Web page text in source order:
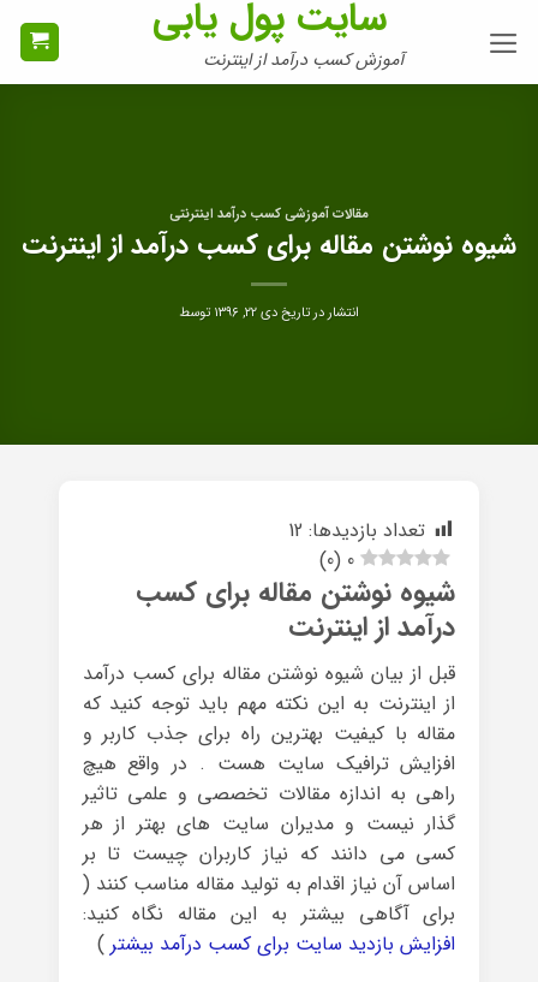
سایت پول یابی
آموزش کسب درآمد از اینترنت
مقالات آموزشی کسب درآمد اینترنتی
شیوه نوشتن مقاله برای کسب درآمد از اینترنت
انتشار در تاریخدی ۲۲, ۱۳۹۶ توسط
تعداد بازدیدها: 12
0
(
0
)
شیوه نوشتن مقاله برای کسب
درآمد از اینترنت
قبل از بیان شیوه نوشتن مقاله برای کسب درآمد
از اینترنت به این نکته مهم باید توجه کنید که
مقاله با کیفیت بهترین راه برای جذب کاربر و
افزایش ترافیک سایت هست . در واقع هیچ
راهی به اندازه مقالات تخصصی و علمی تاثیر
گذار نیست و مدیران سایت های بهتر از هر
کسی می دانند که نیاز کاربران چیست تا بر
اساس آن نیاز اقدام به تولید مقاله مناسب کنند (
برای آگاهی بیشتر به این مقاله نگاه کنید:
افزایش بازدید سایت برای کسب درآمد بیشتر)